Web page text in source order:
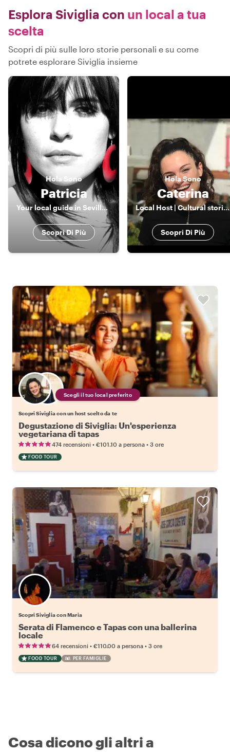
Esplora Siviglia con un local a tua
scelta
Scopri di più sulle loro storie personali e su come
potrete esplorare Siviglia insieme
Hola Sono
Patricia
Your local guide in Seville and... artist!
Scopri Di Più
Hola Sono
Caterina
Local Host | Cultural stories, local food & a touch of flamenco spirit
Scopri Di Più
Scegli il tuo local preferito
Scopri Siviglia con un host scelto da te
Degustazione di Siviglia: Un'esperienza
vegetariana di tapas
474 recensioni • €101.10 a persona • 3 ore
FOOD TOUR
Scopri Siviglia con Maria
Serata di Flamenco e Tapas con una ballerina
locale
64 recensioni • €110.00 a persona • 3 ore
FOOD TOUR PER FAMIGLIE
Cosa dicono gli altri a